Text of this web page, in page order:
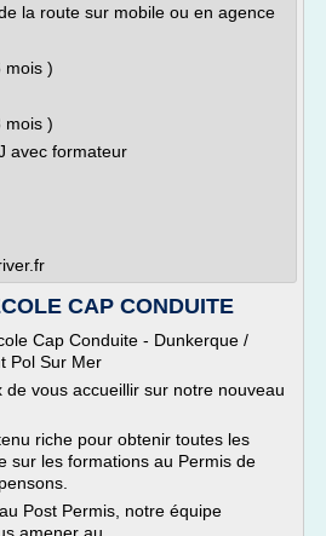
la route sur mobile ou en agence
mois )
mois )
avec formateur
CAP CONDUITE
Cap Conduite - Dunkerque /
Pol Sur Mer
de vous accueillir sur notre nouveau
riche pour obtenir toutes les
sur les formations au Permis de
Post Permis, notre équipe